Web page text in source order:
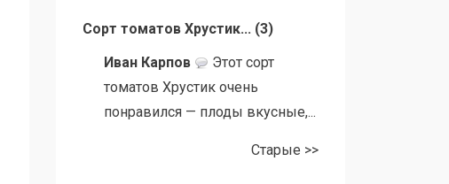
Сорт томатов Хрустик... (3)
Иван Карпов
Этот сорт
томатов Хрустик очень
понравился — плоды вкусные,...
Старые >>